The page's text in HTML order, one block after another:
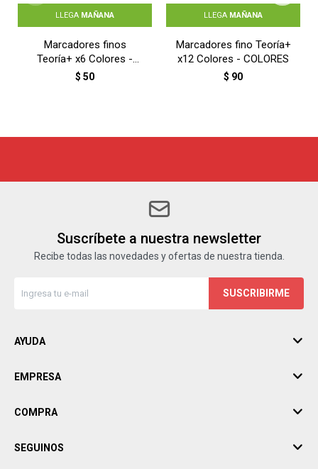
LLEGA MAÑANA
Marcadores finos
Teoría+ x6 Colores -
COLORES
$ 50
LLEGA MAÑANA
Marcadores fino Teoría+
x12 Colores - COLORES
$ 90
Suscríbete a nuestra newsletter
Recibe todas las novedades y ofertas de nuestra tienda.
SUSCRIBIRME
AYUDA
EMPRESA
COMPRA
SEGUINOS